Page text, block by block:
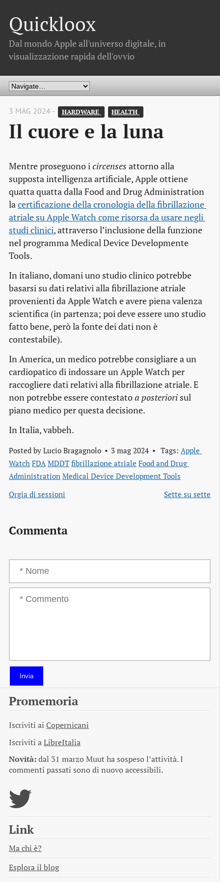
Quickloox
Dal mondo Apple all'universo digitale, in
visualizzazione rapida dell'ovvio
3 MAG 2024 - HARDWARE HEALTH
Il cuore e la luna
Mentre proseguono icircenses attorno alla
suppostaintelligenzaartificiale, Apple ottiene
quatta quatta dalla Food and Drug Administration
lacertificazione della cronologia della fibrillazione
atriale su Apple Watch come risorsa da usare negli
studi clinici, attraverso l’inclusione della funzione
nel programma Medical Device Developmente
Tools.
In italiano, domani uno studio clinico potrebbe
basarsi su dati relativi alla fibrillazione atriale
provenienti da Apple Watch e avere piena valenza
scientifica (in partenza; poi deve essere uno studio
fatto bene, però la fonte dei dati non è
contestabile).
In America, un medico potrebbe consigliare a un
cardiopatico di indossare un Apple Watch per
raccogliere dati relativi alla fibrillazione atriale. E
non potrebbe essere contestatoa posteriori sul
piano medico per questa decisione.
In Italia, vabbeh.
Posted by Lucio Bragagnolo 3 mag 2024 Tags: Apple
Watch FDA MDDT fibrillazione atriale Food and Drug
Administration Medical Device Development Tools
Orgia di sessioni
Sette su sette
Commenta
Invia
Promemoria
Iscriviti ai Copernicani
Iscriviti aLibreItalia
Novità:dal 31 marzo Muut ha sospeso l’attività. I
commenti passati sono di nuovo accessibili.
Link
Ma chi è?
Esplora il blog